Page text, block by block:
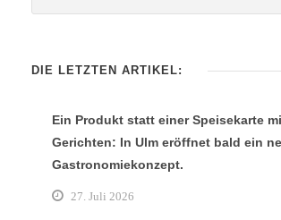
DIE LETZTEN ARTIKEL:
Ein Produkt statt einer Speisekarte
Gerichten: In Ulm eröffnet bald ein
Gastronomiekonzept.
27. Juli 2026